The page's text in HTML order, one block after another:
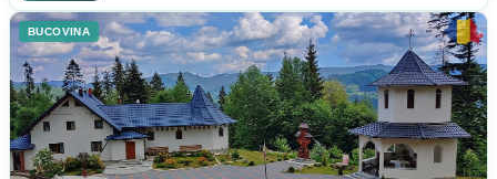
BUCOVINA